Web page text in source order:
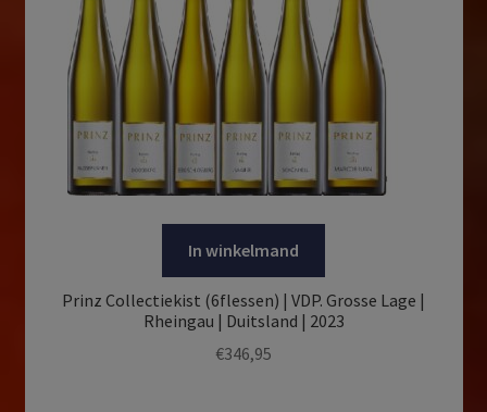
In winkelmand
Prinz Collectiekist (6flessen) | VDP. Grosse Lage |
Rheingau | Duitsland | 2023
€346,95